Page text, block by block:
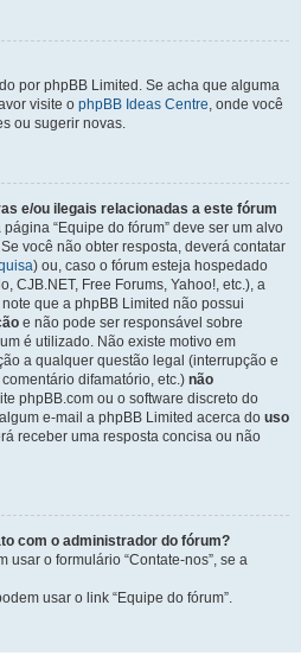
por phpBB Limited. Se acha que alguma
visite o phpBB Ideas Centre, onde você
ou sugerir novas.
e/ou ilegais relacionadas a este fórum
“Equipe do fórum” deve ser um alvo
você não obter resposta, deverá contatar
) ou, caso o fórum esteja hospedado
CJB.NET, Free Forums, Yahoo!, etc.), a
que a phpBB Limited não possui
e não pode ser responsável sobre
é utilizado. Não existe motivo em
a qualquer questão legal (interrupção e
difamatório, etc.) não
phpBB.com ou o software discreto do
e-mail a phpBB Limited acerca do uso
receber uma resposta concisa ou não
com o administrador do fórum?
usar o formulário “Contate-nos”, se a
usar o link “Equipe do fórum”.